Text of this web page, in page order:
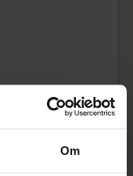
Om
Orbit Plain
sort rhodineret sølv
kr